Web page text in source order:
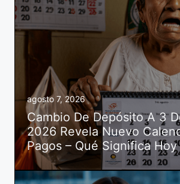
agosto 7, 2026
Cambio De Depósito A 3
2026 Revela Nuevo
Pagos – Qué Significa Hoy